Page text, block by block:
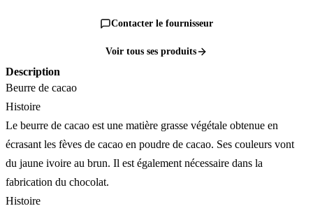
Contacter le fournisseur
Voir tous ses produits
Description
Beurre de cacao
Histoire
Le beurre de cacao est une matière grasse végétale obtenue en
écrasant les fèves de cacao en poudre de cacao. Ses couleurs vont
du jaune ivoire au brun. Il est également nécessaire dans la
fabrication du chocolat.
Histoire